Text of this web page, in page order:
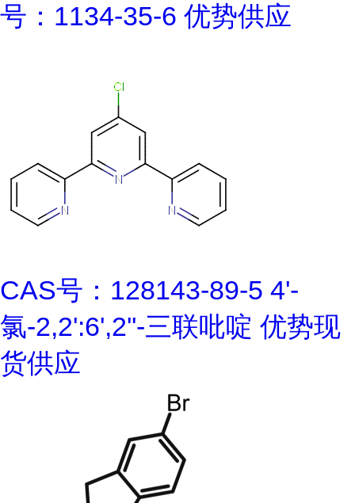
号：1134-35-6 优势供应
CAS号：128143-89-5 4'-
氯-2,2':6',2''-三联吡啶 优势现
货供应